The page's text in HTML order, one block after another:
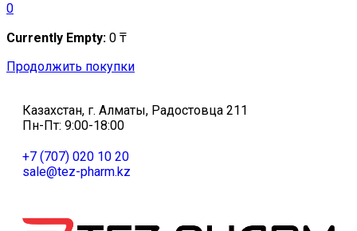
0
Currently Empty: 0 ₸
Продолжить покупки
Казахстан, г. Алматы, Радостовца 211
Пн-Пт: 9:00-18:00
+7 (707) 020 10 20
sale@tez-pharm.kz